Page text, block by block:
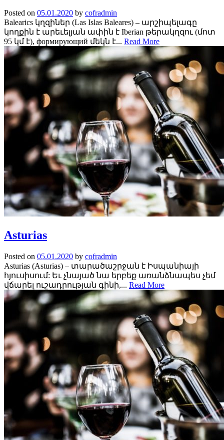
Posted on 05.01.2020 by cofradmin
Balearics կղզիներ (Las Islas Baleares) – արշիպելագը
կողքին է արեւելյան ափին է Iberian թերակղզու (մոտ
95 կմ է), формирующий մեկն է... Read More
Asturias
Posted on 05.01.2020 by cofradmin
Asturias (Asturias) – տարածաշրջան է Իսպանիայի
հյուսիսում: Եւ չնայած նա երբեք առանձնապես չեմ
վճարել ուշադրության գինի,... Read More